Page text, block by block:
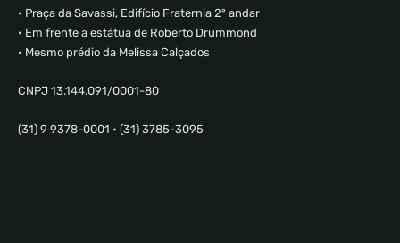
• Praça da Savassi, Edifício Fraternia 2º andar
• Em frente a estátua de Roberto Drummond
• Mesmo prédio da Melissa Calçados
CNPJ 13.144.091/0001-80
(31) 9 9378-0001 • (31) 3785-3095